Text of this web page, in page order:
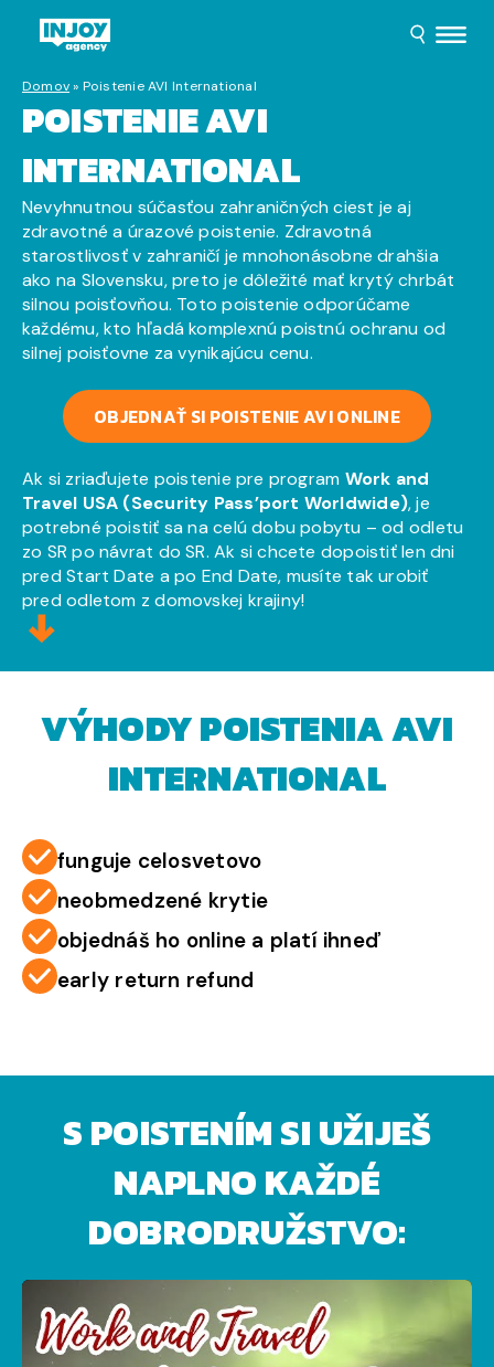
Domov» Poistenie AVI International
POISTENIE AVI
INTERNATIONAL
Nevyhnutnou súčasťou zahraničných ciest je aj
zdravotné a úrazové poistenie. Zdravotná
starostlivosť v zahraničí je mnohonásobne drahšia
ako na Slovensku, preto je dôležité mať krytý chrbát
silnou poisťovňou. Toto poistenie odporúčame
každému, kto hľadá komplexnú poistnú ochranu od
silnej poisťovne za vynikajúcu cenu.
OBJEDNAŤ SI POISTENIE AVI ONLINE
Ak si zriaďujete poistenie pre program Work and
Travel USA (Security Pass’port Worldwide), je
potrebné poistiť sa na celú dobu pobytu – od odletu
zo SR po návrat do SR. Ak si chcete dopoistiť len dni
pred Start Date a po End Date, musíte tak urobiť
pred odletom z domovskej krajiny!
VÝHODY POISTENIA AVI
INTERNATIONAL
funguje celosvetovo
neobmedzené krytie
objednáš ho online a platí ihneď
early return refund
S POISTENÍM SI UŽIJEŠ
NAPLNO KAŽDÉ
DOBRODRUŽSTVO: